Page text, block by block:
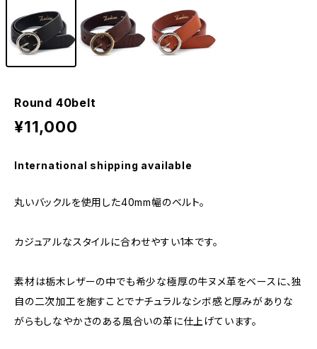
Round 40belt
¥11,000
International shipping available
丸いバックルを使用した40mm幅のベルト。
カジュアルなスタイルに合わせやすい1本です。
素材は栃木レザーの中でも希少な極厚の牛ヌメ革をベースに、独
自の二次加工を施すことでナチュラルなシボ感と厚みがありな
がらもしなやかさのある風合いの革に仕上げています。